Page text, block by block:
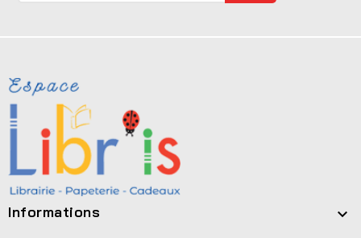
Informations 